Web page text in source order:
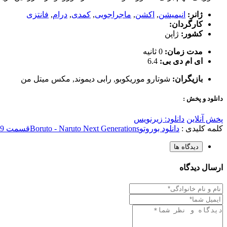
ژانر: انیمیشن, اکشن, ماجراجویی, کمدی, درام, فانتزی
کارگردان:
کشور: ژاپن
مدت زمان: 0 ثانیه
ای ام دی بی: 6.4
بازیگران: شوتارو موریکوبو, رابی دیموند, مکس میتل من
دانلود و پخش :
پخش آنلاین دانلود: زیرنویس
کلمه کلیدی : دانلود بوروتوBoruto - Naruto Next Generationsقسمت 229
دیدگاه ها
ارسال دیدگاه